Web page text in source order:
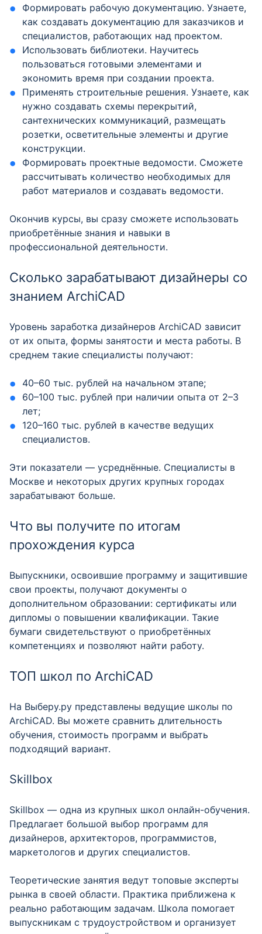
Формировать рабочую документацию. Узнаете,
как создавать документацию для заказчиков и
специалистов, работающих над проектом.
Использовать библиотеки. Научитесь
пользоваться готовыми элементами и
экономить время при создании проекта.
Применять строительные решения. Узнаете, как
нужно создавать схемы перекрытий,
сантехнических коммуникаций, размещать
розетки, осветительные элементы и другие
конструкции.
Формировать проектные ведомости. Сможете
рассчитывать количество необходимых для
работ материалов и создавать ведомости.
Окончив курсы, вы сразу сможете использовать
приобретённые знания и навыки в
профессиональной деятельности.
Сколько зарабатывают дизайнеры со
знанием ArchiCAD
Уровень заработка дизайнеров ArchiCAD зависит
от их опыта, формы занятости и места работы. В
среднем такие специалисты получают:
40–60 тыс. рублей на начальном этапе;
60–100 тыс. рублей при наличии опыта от 2–3
лет;
120–160 тыс. рублей в качестве ведущих
специалистов.
Эти показатели — усреднённые. Специалисты в
Москве и некоторых других крупных городах
зарабатывают больше.
Что вы получите по итогам
прохождения курса
Выпускники, освоившие программу и защитившие
свои проекты, получают документы о
дополнительном образовании: сертификаты или
дипломы о повышении квалификации. Такие
бумаги свидетельствуют о приобретённых
компетенциях и позволяют найти работу.
ТОП школ по ArchiCAD
На Выберу.ру представлены ведущие школы по
ArchiCAD. Вы можете сравнить длительность
обучения, стоимость программ и выбрать
подходящий вариант.
Skillbox
Skillbox — одна из крупных школ онлайн-обучения.
Предлагает большой выбор программ для
дизайнеров, архитекторов, программистов,
маркетологов и других специалистов.
Теоретические занятия ведут топовые эксперты
рынка в своей области. Практика приближена к
реально работающим задачам. Школа помогает
выпускникам с трудоустройством и организует